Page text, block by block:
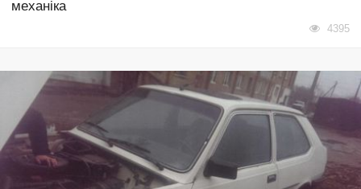
механіка
4395